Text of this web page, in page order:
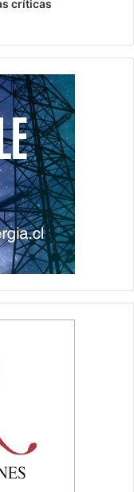
críticas